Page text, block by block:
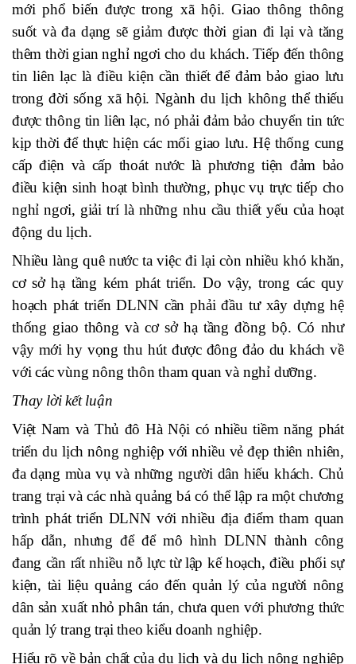
mới phổ biến được trong xã hội. Giao thông thông
suốt và đa dạng sẽ giảm được thời gian đi lại và tăng
thêm thời gian nghỉ ngơi cho du khách. Tiếp đến thông
tin liên lạc là điều kiện cần thiết để đảm bảo giao lưu
trong đời sống xã hội. Ngành du lịch không thể thiếu
được thông tin liên lạc, nó phải đảm bảo chuyển tin tức
kịp thời để thực hiện các mối giao lưu. Hệ thống cung
cấp điện và cấp thoát nước là phương tiện đảm bảo
điều kiện sinh hoạt bình thường, phục vụ trực tiếp cho
nghỉ ngơi, giải trí là những nhu cầu thiết yếu của hoạt
động du lịch.
Nhiều làng quê nước ta việc đi lại còn nhiều khó khăn,
cơ sở hạ tầng kém phát triển. Do vậy, trong các quy
hoạch phát triển DLNN cần phải đầu tư xây dựng hệ
thống giao thông và cơ sở hạ tầng đồng bộ. Có như
vậy mới hy vọng thu hút được đông đảo du khách về
với các vùng nông thôn tham quan và nghỉ dưỡng.
Thay lời kết luận
Việt Nam và Thủ đô Hà Nội có nhiều tiềm năng phát
triển du lịch nông nghiệp với nhiều vẻ đẹp thiên nhiên,
đa dạng mùa vụ và những người dân hiếu khách. Chủ
trang trại và các nhà quảng bá có thể lập ra một chương
trình phát triển DLNN với nhiều địa điểm tham quan
hấp dẫn, nhưng để để mô hình DLNN thành công
đang cần rất nhiều nỗ lực từ lập kế hoạch, điều phối sự
kiện, tài liệu quảng cáo đến quản lý của người nông
dân sản xuất nhỏ phân tán, chưa quen với phương thức
quản lý trang trại theo kiểu doanh nghiệp.
Hiểu rõ về bản chất của du lịch và du lịch nông nghiệp